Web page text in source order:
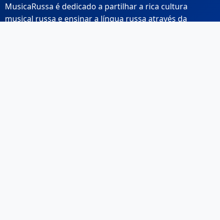
MusicaRussa é dedicado a partilhar a rica cultura
musical russa e ensinar a língua russa através da